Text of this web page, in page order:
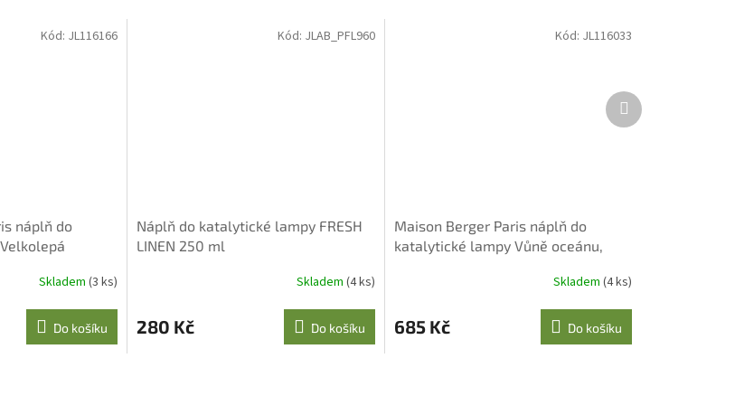
náplň do
Skladem (3 ks)
Do košíku
Kód: JL116166
Náplň do katalytické lampy FRESH
LINEN 250 ml
Skladem (4 ks)
280 Kč Do košíku
Kód: JLAB_PFL960
Maison Berger Paris náplň do
katalytické lampy Vůně oceánu,
Skladem (4 ks)
685 Kč Do košíku
Kód: JL116033
Další
produkt